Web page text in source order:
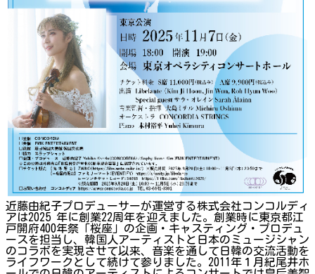
近藤由紀子プロデューサーが運営する株式会社コンコルディ
アは2025 年に創業22周年を迎えました。創業時に東京都江
戸開府400年祭「桜座」の企画・キャスティング・プロデュ
ースを担当し、韓国人アーティストと日本のミュージシャン
のコラボを実現させて以来、音楽を通して日韓の交流活動を
ライフワークとして続けて参りました。2011年１月紀尾井ホ